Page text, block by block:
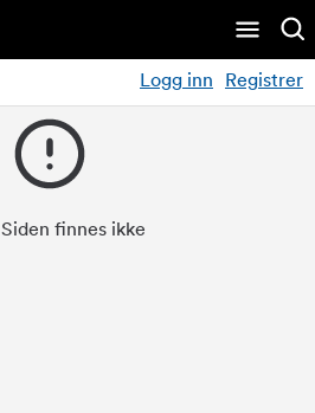
Logg inn Registrer
Siden finnes ikke